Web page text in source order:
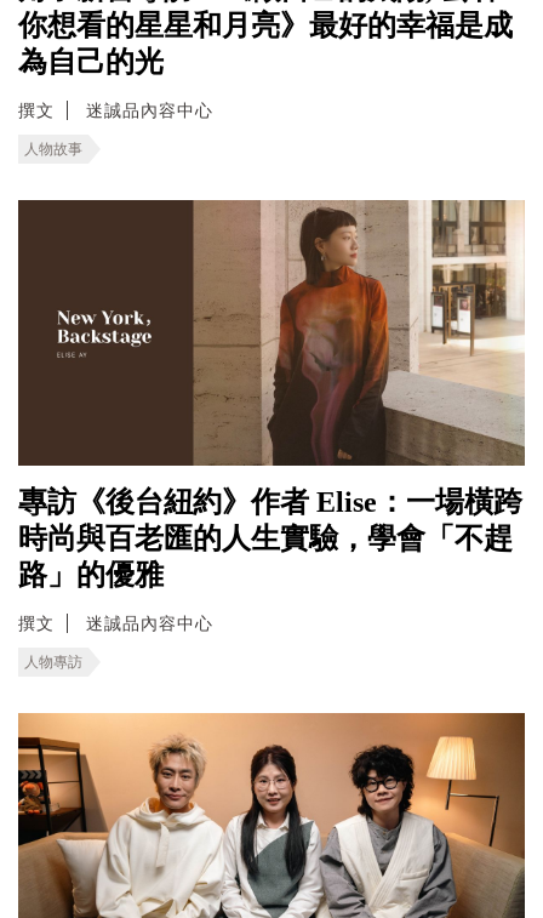
你想看的星星和月亮》最好的幸福是成
為自己的光
撰文 迷誠品內容中心
人物故事
專訪《後台紐約》作者 Elise：一場橫跨
時尚與百老匯的人生實驗，學會「不趕
路」的優雅
撰文 迷誠品內容中心
人物專訪